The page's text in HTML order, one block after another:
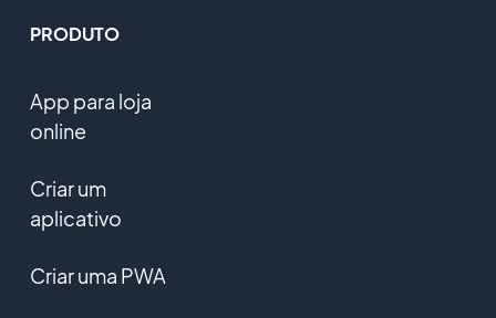
PRODUTO
App para loja
online
Criar um
aplicativo
Criar uma PWA